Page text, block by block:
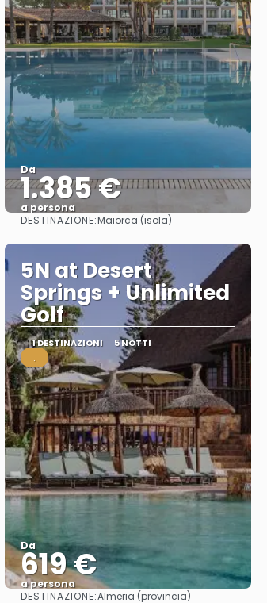
Da
1.385 €
a persona
Vedere
DESTINAZIONE:Maiorca (isola)
5N at Desert
Springs + Unlimited
Golf
1 DESTINAZIONI 5 NOTTI
.
Da
619 €
a persona
DESTINAZIONE:Almeria (provincia)